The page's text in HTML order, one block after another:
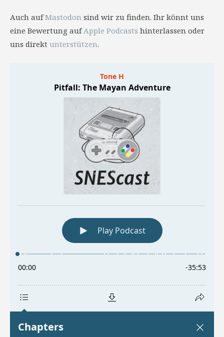
Auch aufMastodon sind wir zu finden. Ihr könnt uns
eine Bewertung aufApple Podcasts hinterlassen oder
uns direkt unterstützen.